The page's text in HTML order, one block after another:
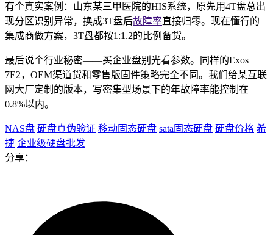
有个真实案例：山东某三甲医院的HIS系统，原先用4T盘总出
现分区识别异常，换成3T盘后故障率直接归零。现在懂行的
集成商做方案，3T盘都按1:1.2的比例备货。
最后说个行业秘密——买企业盘别光看参数。同样的Exos
7E2，OEM渠道货和零售版固件策略完全不同。我们给某互联
网大厂定制的版本，写密集型场景下的年故障率能控制在
0.8%以内。
NAS盘 硬盘真伪验证 移动固态硬盘 sata固态硬盘 硬盘价格 希
捷 企业级硬盘批发
分享：